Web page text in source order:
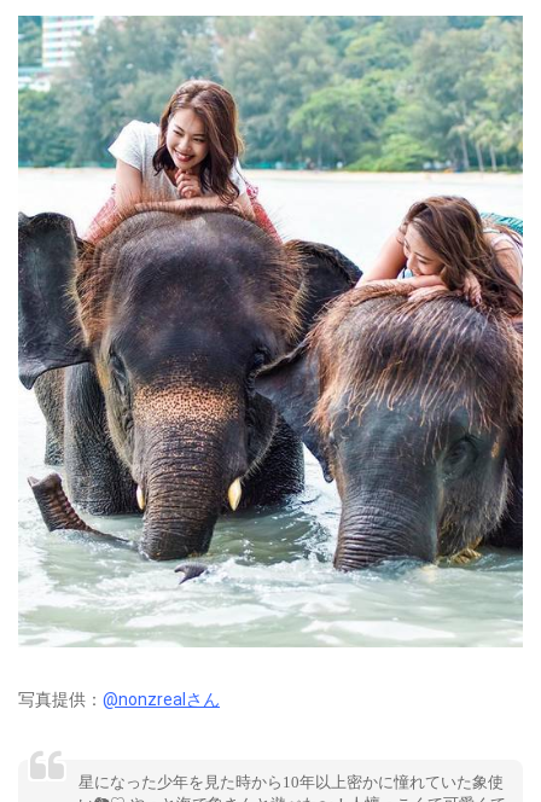
写真提供： @nonzrealさん
星になった少年を見た時から10年以上密かに憧れていた象使